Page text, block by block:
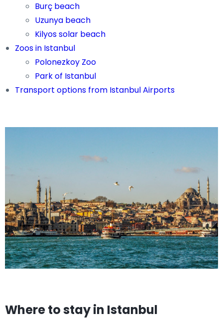
Burç beach
Uzunya beach
Kilyos solar beach
Zoos in Istanbul
Polonezkoy Zoo
Park of Istanbul
Transport options from Istanbul Airports
Where to stay in Istanbul